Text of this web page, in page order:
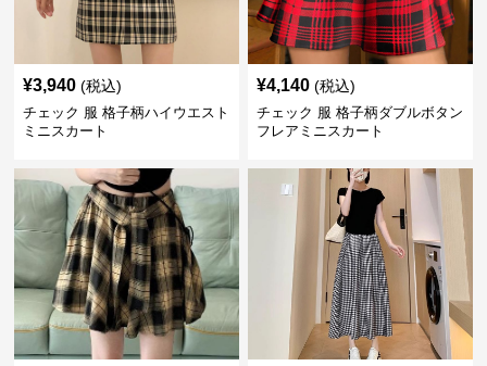
¥3,940 (税込)
チェック 服 格子柄ハイウエスト
ミニスカート
¥4,140 (税込)
チェック 服 格子柄ダブルボタン
フレアミニスカート